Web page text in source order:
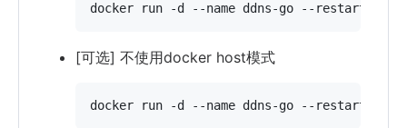
docker run -d --name ddns-go --
[可选] 不使用docker host模式
docker run -d --name ddns-go --